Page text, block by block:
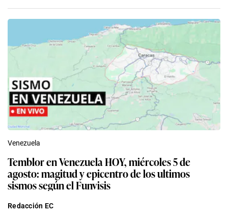
Venezuela
Temblor en Venezuela HOY, miércoles 5 de
agosto: magitud y epicentro de los ultimos
sismos según el Funvisis
Redacción EC